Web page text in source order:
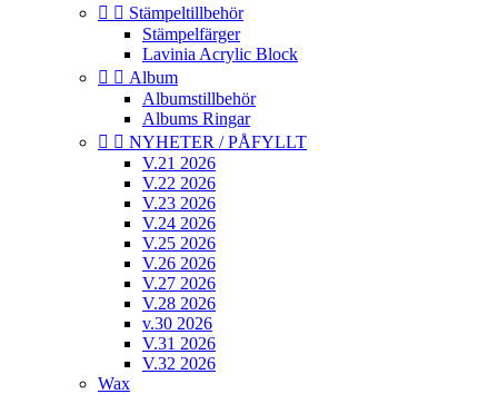
  Stämpeltillbehör
Stämpelfärger
Lavinia Acrylic Block
  Album
Albumstillbehör
Albums Ringar
  NYHETER / PÅFYLLT
V.21 2026
V.22 2026
V.23 2026
V.24 2026
V.25 2026
V.26 2026
V.27 2026
V.28 2026
v.30 2026
V.31 2026
V.32 2026
Wax